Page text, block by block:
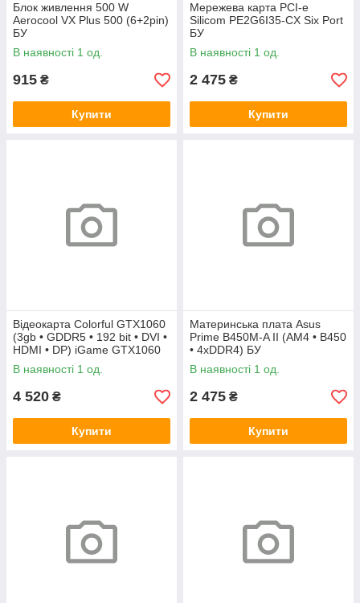
Блок живлення 500 W
Aerocool VX Plus 500 (6+2pin)
БУ
В наявності 1 од.
915 ₴
Купити
Мережева карта PCI-e
Silicom PE2G6I35-CX Six Port
БУ
В наявності 1 од.
2 475 ₴
Купити
Відеокарта Colorful GTX1060
(3gb • GDDR5 • 192 bit • DVI •
HDMI • DP) iGame GTX1060
Vulcan U 3G БУ
В наявності 1 од.
4 520 ₴
Купити
Материнська плата Asus
Prime B450M-A II (AM4 • B450
• 4xDDR4) БУ
В наявності 1 од.
2 475 ₴
Купити